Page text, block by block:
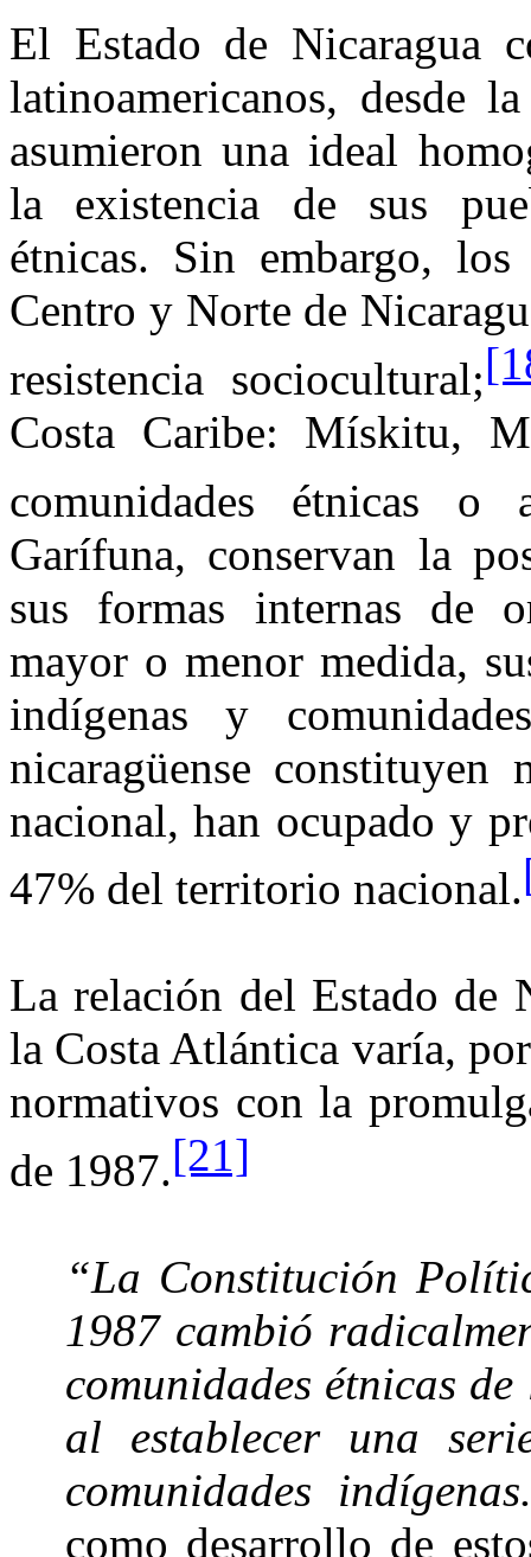
El Estado de Nicaragua
latinoamericanos, desde
asumieron una ideal
la existencia de sus
étnicas. Sin embargo,
Centro y Norte de
resistencia sociocultural;
Costa Caribe: Mískitu,
comunidades étnicas o
Garífuna, conservan la
sus formas internas de
mayor o menor medida,
indígenas y
nicaragüense
nacional, han ocupado y
47% del territorio nacional.
La relación del Estado de
la Costa Atlántica varía,
normativos con la
de 1987.[21]
“La Constitución
1987 cambió
comunidades étnicas de
al establecer una
comunidades
como desarrollo de